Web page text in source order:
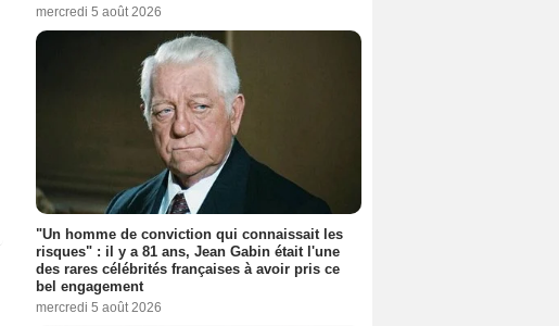
mercredi 5 août 2026
"Un homme de conviction qui connaissait les
risques" : il y a 81 ans, Jean Gabin était l'une
des rares célébrités françaises à avoir pris ce
bel engagement
mercredi 5 août 2026